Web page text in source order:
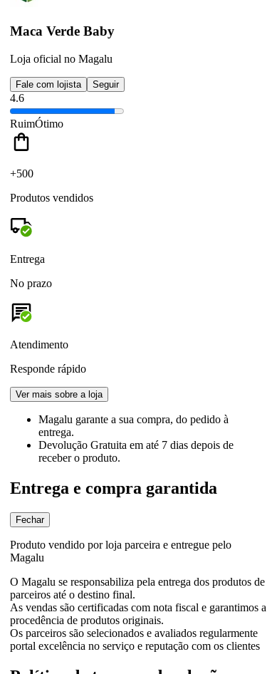
Maca Verde Baby
Loja oficial no Magalu
Fale com lojista Seguir
4.6
RuimÓtimo
+500
Produtos vendidos
Entrega
No prazo
Atendimento
Responde rápido
Ver mais sobre a loja
Magalu garante a sua compra, do pedido à
entrega.
Devolução Gratuita em até 7 dias depois de
receber o produto.
Entrega e compra garantida
Fechar
Produto vendido por loja parceira e entregue pelo
Magalu
O Magalu se responsabiliza pela entrega dos produtos de
parceiros até o destino final.
As vendas são certificadas com nota fiscal e garantimos a
procedência de produtos originais.
Os parceiros são selecionados e avaliados regularmente
portal excelência no serviço e reputação com os clientes